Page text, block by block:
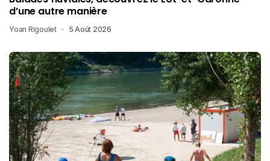
d’une autre manière
Yoan Rigoulet 5 Août 2026